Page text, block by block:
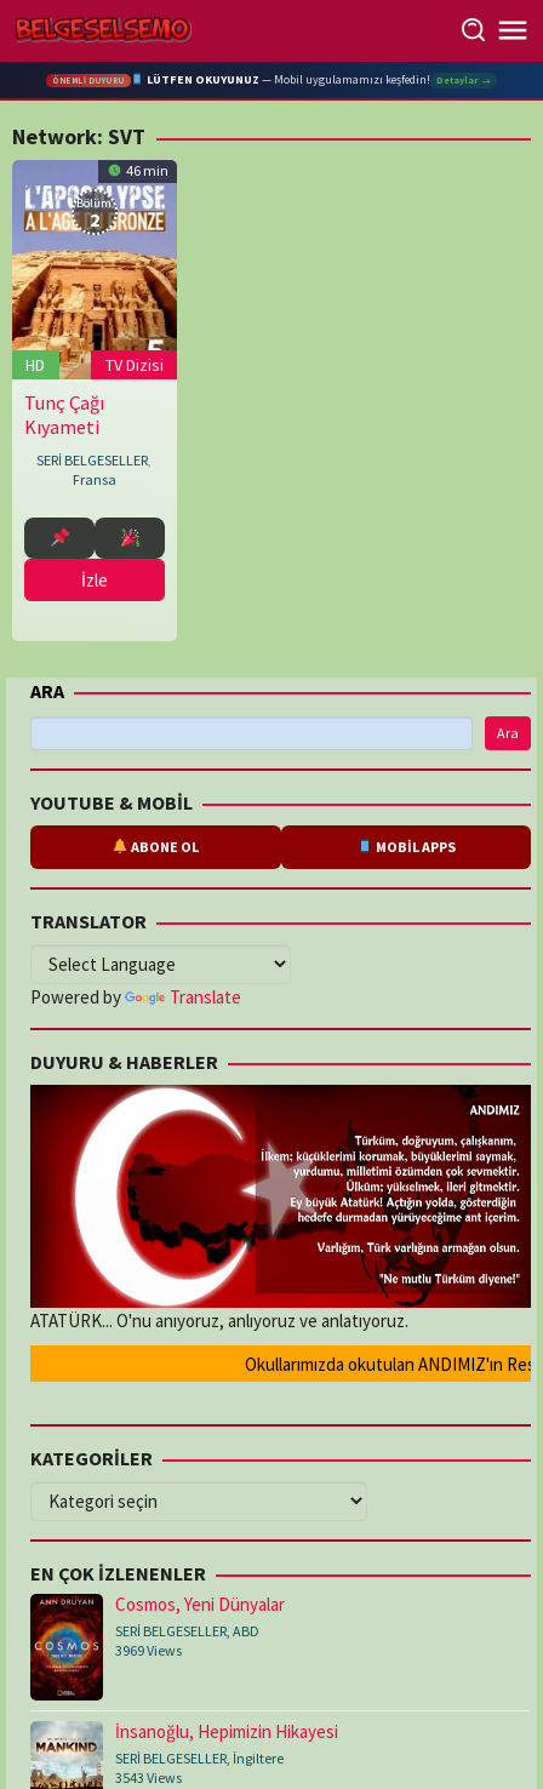
Skip
to
content
ÖNEMLİ DUYURU LÜTFEN OKUYUNUZ — Mobil uygulamamızı keşfedin! Detaylar →
Network: SVT
46 min
HD
Bölüm:
2
TV Dizisi
Tunç Çağı
Kıyameti
SERİ BELGESELLER
Fransa
29.06.2023
Katie
Reisz
İzle
ARA
Ara
YOUTUBE & MOBİL
ABONE OL MOBİL APPS
TRANSLATOR
Powered by Translate
DUYURU & HABERLER
ATATÜRK... O'nu anıyoruz, anlıyoruz ve anlatıyoruz.
Okullarımızda okutulan ANDIMIZ'ın
KATEGORİLER
KATEGORİLER
EN ÇOK İZLENENLER
Cosmos, Yeni Dünyalar
SERİ BELGESELLER, ABD
3969 Views
İnsanoğlu, Hepimizin Hikayesi
SERİ BELGESELLER, İngiltere
3543 Views